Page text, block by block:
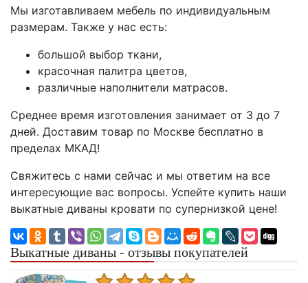
Мы изготавливаем мебель по индивидуальным
размерам. Также у нас есть:
большой выбор ткани,
красочная палитра цветов,
различные наполнители матрасов.
Среднее время изготовления занимает от 3 до 7
дней. Доставим товар по Москве бесплатно в
пределах МКАД!
Свяжитесь с нами сейчас и мы ответим на все
интересующие вас вопросы. Успейте купить наши
выкатные диваны кровати по супернизкой цене!
Выкатные диваны - отзывы покупателей